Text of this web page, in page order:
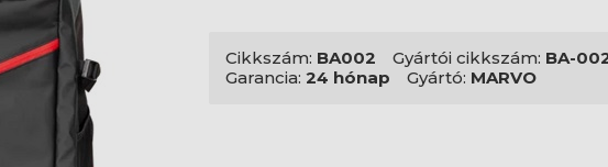
Cikkszám: BA002 Gyártói cikkszám: BA-
Garancia: 24 hónap Gyártó: MARVO